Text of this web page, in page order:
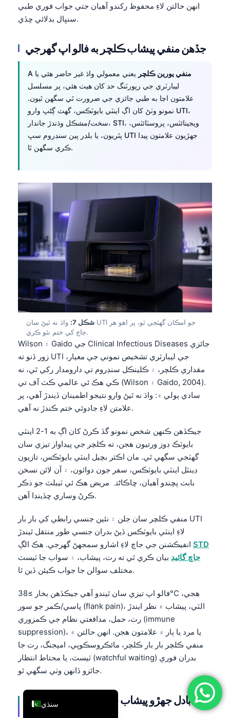
انهن حالتن لاءِ محفوظ رکندو آهيان جتي جواب فوري طبي
سنڀال بدلائي ڇڏي.
جڏهن منفي پيشاب ڪلچر به فالو اپ گهرجي
A منفي يورين ڪلچر يعني معمولي واڌ غير حاضر هئي يا
ليبارٽري جي رپورٽنگ حد کان هيٺ هئي، پر مسلسل
علامتون اڃا به طبي جائزي جي ضرورت ٿي سگهن ٿيون.
نمونو وٺڻ کان اڳ اينٽي بايوٽڪس، گهٽ ڳڻپ وارو UTI،
سخت/مشڪل وڌندڙ جاندار، STI، ويجينائٽس، پروسٽائٽس،
پٿريون، يا بلڊر پين سنڊروم سڀ UTI جهڙيون علامتون پيدا
ڪري سگهن ٿا.
شڪل 7:
واڌ نه ٿيڻ سان UTI جو امڪان گهٽجي ٿو، پر اهو هر
جاچ کي ختم نٿو ڪري.
Wilson ۽ Gaido جي Clinical Infectious Diseases جائزي
زور ڏنو ته UTI جي ليبارٽري تشخيص نموني جي معيار،
مقداري ڪلچر، ۽ ڪلينڪل سنڊروم تي دارومدار رکي ٿي، نه
ڪي هڪ ئي عالمي ڪٽ آف تي (Wilson ۽ Gaido, 2004).
سادي ٻولي ۾: واڌ نه ٿيڻ وارو نتيجو اطمينان ڏيندڙ آهي، پر
علامتن لاءِ جادوئي ختم ڪندڙ نه آهي.
جيڪڏهن ڪنهن شخص نمونو گڏ ڪرڻ کان اڳ به 1-2 اينٽي
بايوٽڪ ڊوز ورتيون هجن، ته ڪلچر جي پيداوار تيزي سان
گهٽجي سگهي ٿي. مان اڪثر بچيل اينٽي بايوٽڪس، تازيون
ڊينٽل اينٽي بايوٽڪس، سفر جون دوائون، ۽ آن لائن نسخن
بابت پڇندو آهيان، ڇاڪاڻ⁠تہ مريض هڪ ئي ٽيبلٽ جو ذڪر
ڪرڻ وساري ڇڏيندا آهن.
منفي ڪلچر سان جلن ۽ نئين جنسي رابطي کي بار بار UTI
لاءِ اينٽي بايوٽڪس ڏيڻ بدران جنسي طور منتقل ٿيندڙ
STD
جاچ گائيڊ بيان ڪري ٿي ته رت، پيشاب، ۽ سواب جا ٽيسٽ
مختلف سوالن جا جواب ڪيئن ڏين ٿا.
فالو اپ تيزي سان ٿيندو آهي جيڪڏهن بخار ≥38°C هجي،
پاسي/ڪمر جو سور (flank pain)، الٽي، پيشاب ۾ نظر ايندڙ
رت، حمل، مدافعتي نظام جي ڪمزوري (immune
suppression)، يا مرد يا ٻار ۾ علامتون هجن. انهن حالتن ۾
منفي ڪلچر بار بار ڪلچر، مائڪروسڪوپي، اميجنگ، رت جا
ٽيسٽ، يا محتاط انتظار (watchful waiting) بدران فوري
جائزو ڏانهن وٺي سگهي ٿو.
بادل جهڙو پيشاب جا سبب جيڪي هميشه
سنڌي
Deutsch
العربية
Français
עִבְרִית
Italiano
Português
Ελληνικά
Türkçe
Română
简体中文
فارسی
Български
Dansk
Nederlands
हिन्दी
Bahasa Indonesia
Հայերեն
Íslenska
Српски језик
Svenska
Bosanski
Azərbaycan dili
Eesti
日本語
Čeština
ქართული
Русский
Lietuvių kalba
Slovenščina
Magyar
Shqip
اردو
తెలుగు
தமிழ்
ગુજરાતી